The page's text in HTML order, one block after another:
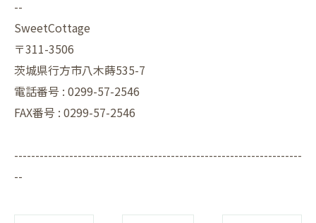
--
SweetCottage
〒311-3506
茨城県行方市八木蒔535-7
電話番号 : 0299-57-2546
FAX番号 : 0299-57-2546
--------------------------------------------------------------------
--